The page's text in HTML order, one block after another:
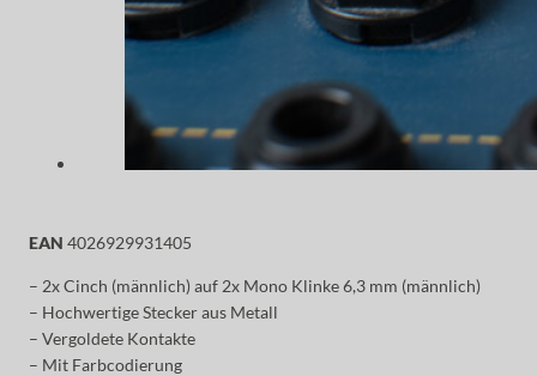
EAN 4026929931405
– 2x Cinch (männlich) auf 2x Mono Klinke 6,3 mm (männlich)
– Hochwertige Stecker aus Metall
– Vergoldete Kontakte
– Mit Farbcodierung